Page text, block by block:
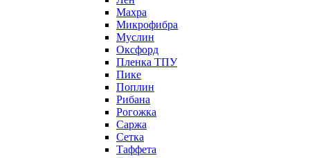
Махра
Микрофибра
Муслин
Оксфорд
Пленка ТПУ
Пике
Поплин
Рибана
Рогожка
Саржа
Сетка
Таффета